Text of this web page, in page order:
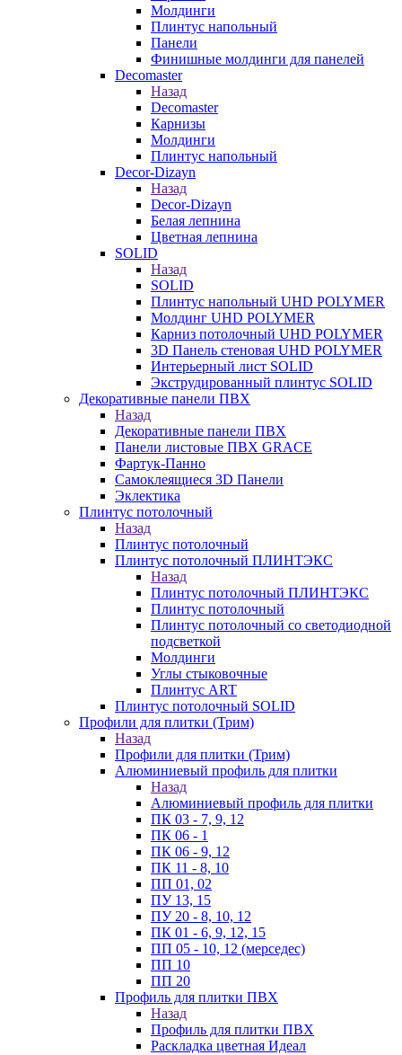
Молдинги
Плинтус напольный
Панели
Финишные молдинги для панелей
Decomaster
Назад
Decomaster
Карнизы
Молдинги
Плинтус напольный
Decor-Dizayn
Назад
Decor-Dizayn
Белая лепнина
Цветная лепнина
SOLID
Назад
SOLID
Плинтус напольный UHD POLYMER
Молдинг UHD POLYMER
Карниз потолочный UHD POLYMER
3D Панель стеновая UHD POLYMER
Интерьерный лист SOLID
Экструдированный плинтус SOLID
Декоративные панели ПВХ
Назад
Декоративные панели ПВХ
Панели листовые ПВХ GRACE
Фартук-Панно
Самоклеящиеся 3D Панели
Эклектика
Плинтус потолочный
Назад
Плинтус потолочный
Плинтус потолочный ПЛИНТЭКС
Назад
Плинтус потолочный ПЛИНТЭКС
Плинтус потолочный
Плинтус потолочный со светодиодной
подсветкой
Молдинги
Углы стыковочные
Плинтус ART
Плинтус потолочный SOLID
Профили для плитки (Трим)
Назад
Профили для плитки (Трим)
Алюминиевый профиль для плитки
Назад
Алюминиевый профиль для плитки
ПК 03 - 7, 9, 12
ПК 06 - 1
ПК 06 - 9, 12
ПК 11 - 8, 10
ПП 01, 02
ПУ 13, 15
ПУ 20 - 8, 10, 12
ПК 01 - 6, 9, 12, 15
ПП 05 - 10, 12 (мерседес)
ПП 10
ПП 20
Профиль для плитки ПВХ
Назад
Профиль для плитки ПВХ
Раскладка цветная Идеал